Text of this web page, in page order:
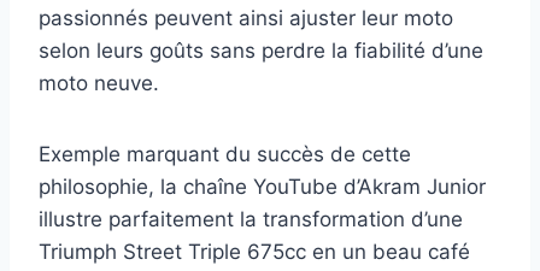
passionnés peuvent ainsi ajuster leur moto
selon leurs goûts sans perdre la fiabilité d’une
moto neuve.
Exemple marquant du succès de cette
philosophie, la chaîne YouTube d’Akram Junior
illustre parfaitement la transformation d’une
Triumph Street Triple 675cc en un beau café